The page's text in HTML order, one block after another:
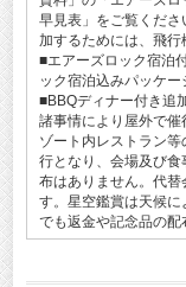
早見表」をご覧くだ
加するためには、飛行
■エアーズロック宿泊
ック宿泊込みパッケー
■BBQディナー付き追
諸事情により屋外で催
ゾート内レストラン
行となり、会場及び
布はありません。代替
す。星空鑑賞は天候
でも返金や記念品の配